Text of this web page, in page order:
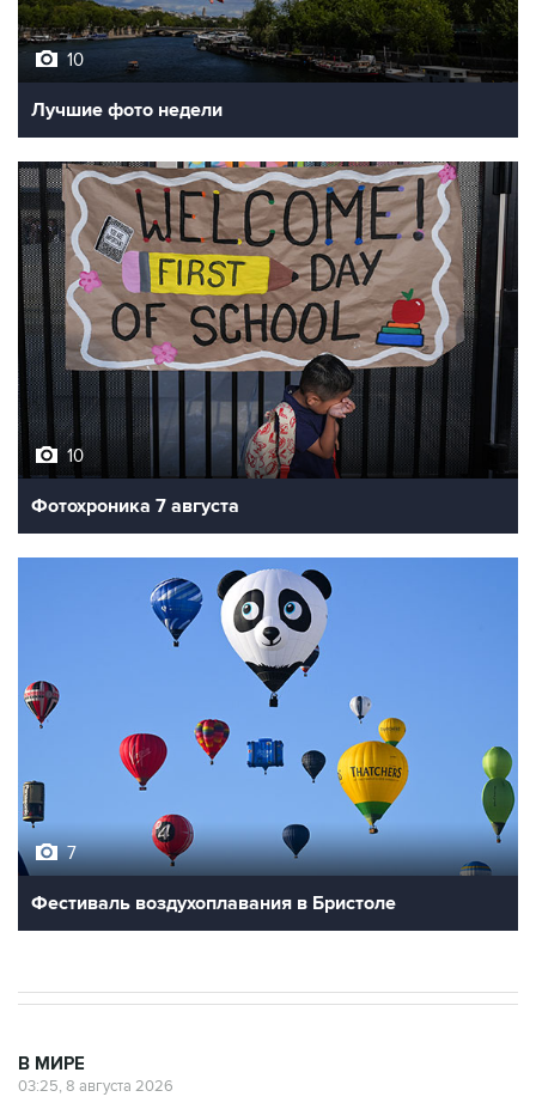
10
Лучшие фото недели
10
Фотохроника 7 августа
7
Фестиваль воздухоплавания в Бристоле
В МИРЕ
03:25, 8 августа 2026